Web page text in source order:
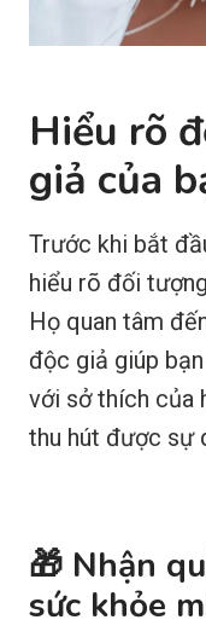
Hiểu rõ
giả của
Trước khi bắt
hiểu rõ đối
Họ quan tâm
độc giả giúp
với sở thích của
thu hút được sự
🎁 Nhận
sức khỏe